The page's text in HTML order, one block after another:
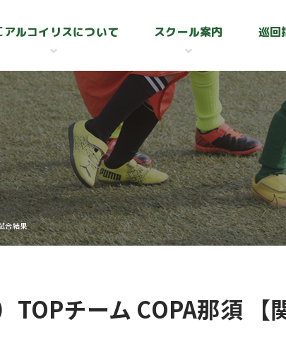
アルコイリスについて スクール案内 巡回
合結果
TOPチーム COPA那須